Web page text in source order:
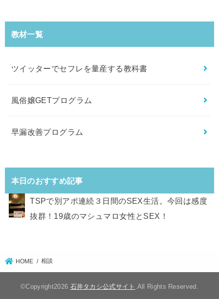
教材一覧
ツイッターでセフレを量産する教科書
風俗嬢GETプログラム
早漏改善プログラム
本日のおすすめ記事
TSPで別アポ連続３日間のSEX生活。今回は感度
抜群！19歳のマシュマロ女性とSEX！
HOME 相談
©Copyright2026 石井タカシ公式サイト .All Rights Reserved.